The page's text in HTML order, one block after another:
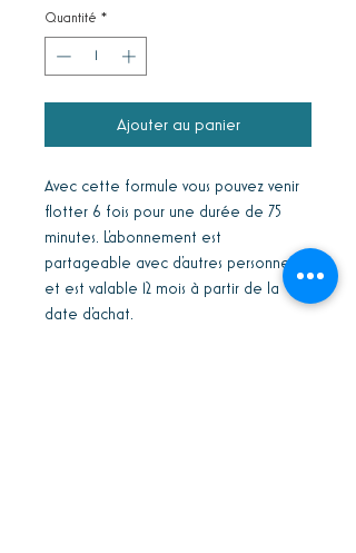
Quantité *
Ajouter au panier
Avec cette formule vous pouvez venir
flotter 6 fois pour une durée de 75
minutes. L'abonnement est
partageable avec d'autres personnes
et est valable 12 mois à partir de la
date d'achat.